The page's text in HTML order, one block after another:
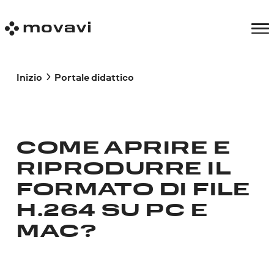
Inizio Portale didattico
COME APRIRE E
RIPRODURRE IL
FORMATO DI FILE
H.264 SU PC E
MAC?